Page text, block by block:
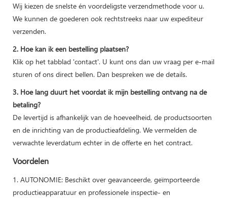
Wij kiezen de snelste én voordeligste verzendmethode voor u.
We kunnen de goederen ook rechtstreeks naar uw expediteur
verzenden.
2. Hoe kan ik een bestelling plaatsen?
Klik op het tabblad 'contact'. U kunt ons dan uw vraag per e-mail
sturen of ons direct bellen. Dan bespreken we de details.
3. Hoe lang duurt het voordat ik mijn bestelling ontvang na de
betaling?
De levertijd is afhankelijk van de hoeveelheid, de productsoorten
en de inrichting van de productieafdeling. We vermelden de
verwachte leverdatum echter in de offerte en het contract.
Voordelen
1. AUTONOMIE: Beschikt over geavanceerde, geïmporteerde
productieapparatuur en professionele inspectie- en